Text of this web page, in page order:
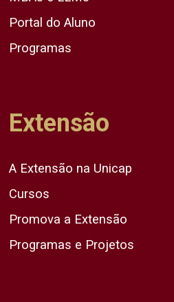
Portal do Aluno
Programas
Extensão
A Extensão na Unicap
Cursos
Promova a Extensão
Programas e Projetos